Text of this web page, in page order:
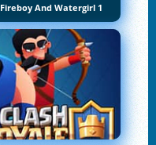
Fireboy And Watergirl 1